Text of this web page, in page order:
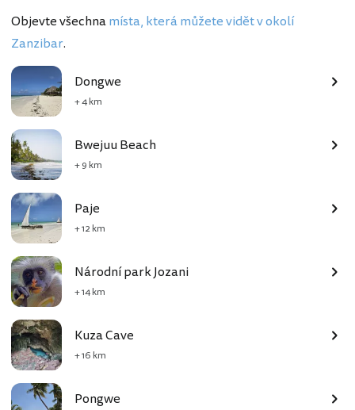
Objevte všechnamísta, která můžete vidět v okolí
Zanzibar.
Dongwe
+ 4 km
Bwejuu Beach
+ 9 km
Paje
+ 12 km
Národní park Jozani
+ 14 km
Kuza Cave
+ 16 km
Pongwe